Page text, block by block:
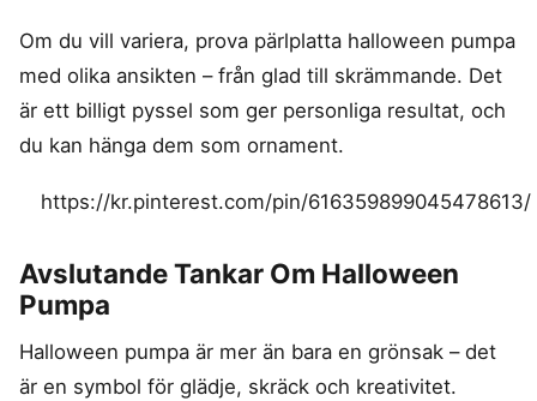
Om du vill variera, prova pärlplatta halloween pumpa
med olika ansikten – från glad till skrämmande. Det
är ett billigt pyssel som ger personliga resultat, och
du kan hänga dem som ornament.
https://kr.pinterest.com/pin/616359899045478613/
Avslutande Tankar Om Halloween
Pumpa
Halloween pumpa är mer än bara en grönsak – det
är en symbol för glädje, skräck och kreativitet.